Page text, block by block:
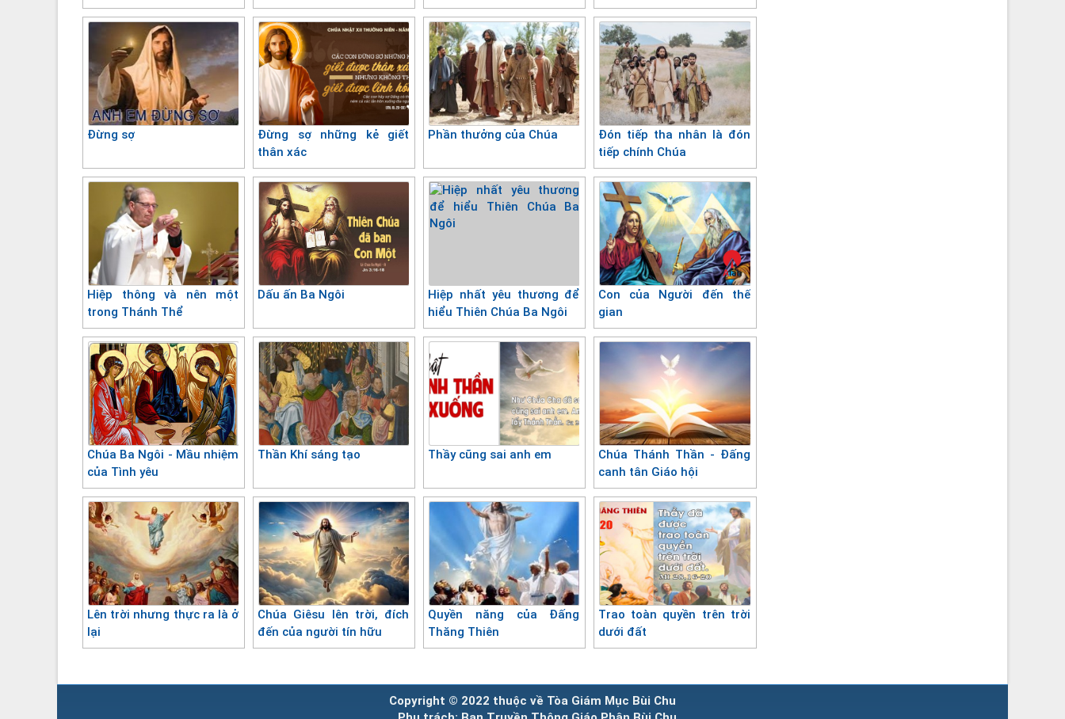
Đừng sợ
Đừng sợ những kẻ giết
thân xác
Phần thưởng của Chúa
Đón tiếp tha nhân là đón
tiếp chính Chúa
Hiệp thông và nên một
trong Thánh Thể
Dấu ấn Ba Ngôi
Hiệp nhất yêu thương để
hiểu Thiên Chúa Ba Ngôi
Con của Người đến thế
gian
Chúa Ba Ngôi - Mầu nhiệm
của Tình yêu
Thần Khí sáng tạo Thầy cũng sai anh em
Chúa Thánh Thần - Đấng
canh tân Giáo hội
Lên trời nhưng thực ra là ở
lại
Chúa Giêsu lên trời, đích
đến của người tín hữu
Quyền năng của Đấng
Thăng Thiên
Trao toàn quyền trên trời
dưới đất
Copyright © 2022 thuộc về Tòa Giám Mục Bùi Chu